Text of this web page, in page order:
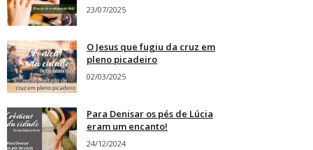
23/07/2025
O Jesus que fugiu da cruz em
pleno picadeiro
02/03/2025
Para Denisar os pés de Lúcia
eram um encanto!
24/12/2024